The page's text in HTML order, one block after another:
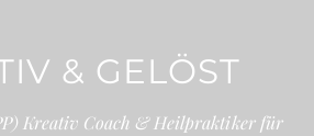
& GELÖST
Kreativ Coach & Heilpraktiker für